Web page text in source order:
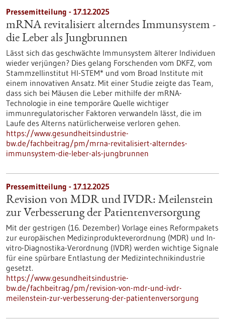
Pressemitteilung - 17.12.2025
mRNA revitalisiert alterndes Immunsystem -
die Leber als Jungbrunnen
Lässt sich das geschwächte Immunsystem älterer Individuen
wieder verjüngen? Dies gelang Forschenden vom DKFZ, vom
Stammzellinstitut HI-STEM* und vom Broad Institute mit
einem innovativen Ansatz. Mit einer Studie zeigte das Team,
dass sich bei Mäusen die Leber mithilfe der mRNA-
Technologie in eine temporäre Quelle wichtiger
immunregulatorischer Faktoren verwandeln lässt, die im
Laufe des Alterns natürlicherweise verloren gehen.
https://www.gesundheitsindustrie-
bw.de/fachbeitrag/pm/mrna-revitalisiert-alterndes-
immunsystem-die-leber-als-jungbrunnen
Pressemitteilung - 17.12.2025
Revision von MDR und IVDR: Meilenstein
zur Verbesserung der Patientenversorgung
Mit der gestrigen (16. Dezember) Vorlage eines Reformpakets
zur europäischen Medizinprodukteverordnung (MDR) und In-
vitro-Diagnostika-Verordnung (IVDR) werden wichtige Signale
für eine spürbare Entlastung der Medizintechnikindustrie
gesetzt.
https://www.gesundheitsindustrie-
bw.de/fachbeitrag/pm/revision-von-mdr-und-ivdr-
meilenstein-zur-verbesserung-der-patientenversorgung